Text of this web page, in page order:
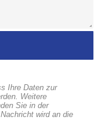
Ihre Daten zur
Weitere
Sie in der
wird an die